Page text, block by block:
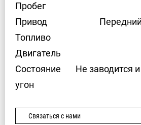
Пробег
Привод
Топливо
Двигатель
Состояние
Не заводится
угон
Связаться с нами